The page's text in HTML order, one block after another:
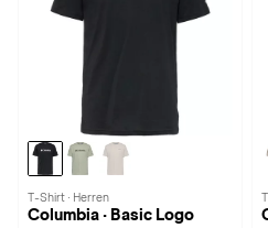
T-Shirt · Herren
Columbia · Basic Logo